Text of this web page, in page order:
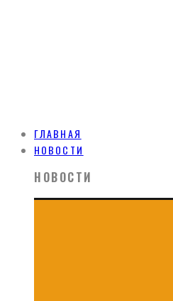
ГЛАВНАЯ
НОВОСТИ
НОВОСТИ